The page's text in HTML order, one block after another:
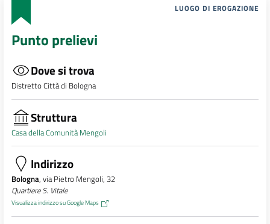
LUOGO DI EROGAZIONE
Punto prelievi
Dove si trova
Distretto Città di Bologna
Struttura
Casa della Comunità Mengoli
Indirizzo
Bologna, via Pietro Mengoli, 32
Quartiere S. Vitale
Visualizza indirizzo su Google Maps